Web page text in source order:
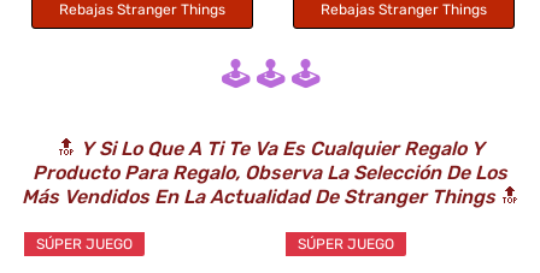
Rebajas Stranger Things Rebajas Stranger Things
🕹️ 🕹️ 🕹️
🔝 Y Si Lo Que A Ti Te Va Es Cualquier Regalo Y
Producto Para Regalo, Observa La Selección De Los
Más Vendidos En La Actualidad De Stranger Things🔝
SÚPER JUEGO SÚPER JUEGO